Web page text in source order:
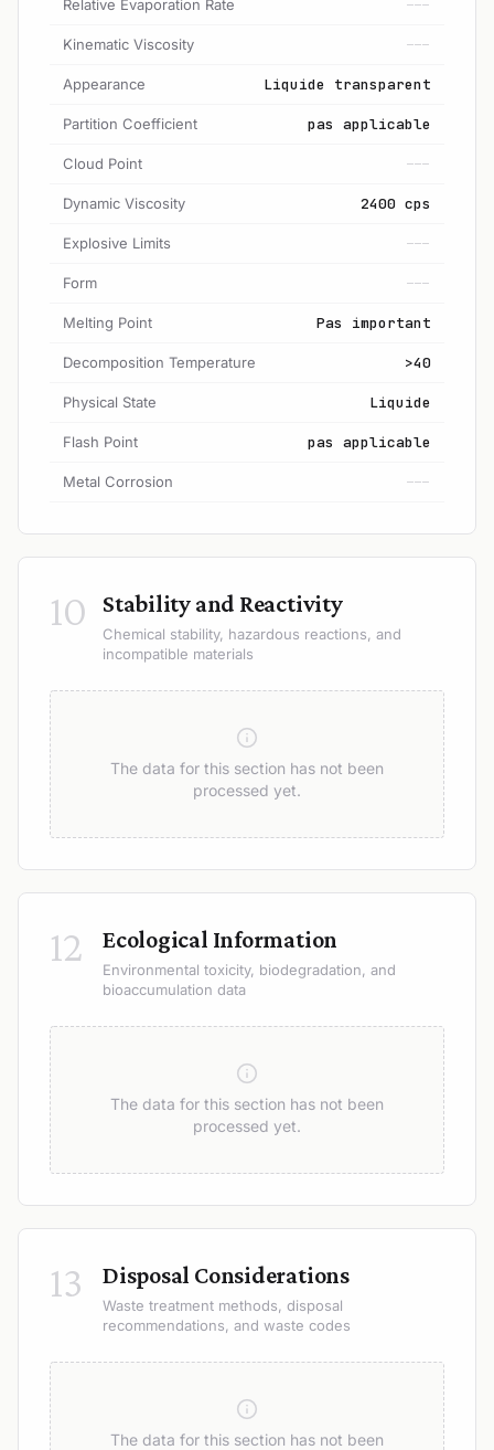
Relative Evaporation Rate ---
Kinematic Viscosity ---
Appearance Liquide transparent
Partition Coefficient pas applicable
Cloud Point ---
Dynamic Viscosity 2400 cps
Explosive Limits ---
Form ---
Melting Point Pas important
Decomposition Temperature >40
Physical State Liquide
Flash Point pas applicable
Metal Corrosion ---
10 Stability and Reactivity
Chemical stability, hazardous reactions, and
incompatible materials
The data for this section has not been
processed yet.
12 Ecological Information
Environmental toxicity, biodegradation, and
bioaccumulation data
The data for this section has not been
processed yet.
13 Disposal Considerations
Waste treatment methods, disposal
recommendations, and waste codes
The data for this section has not been